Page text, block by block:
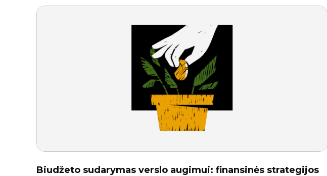
Biudžeto sudarymas verslo augimui: finansinės strategijos